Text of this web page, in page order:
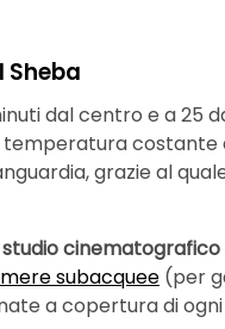
Sheba
dal centro e a 25
costante
grazie al
studio cinematografico
subacquee (per
a copertura di ogni